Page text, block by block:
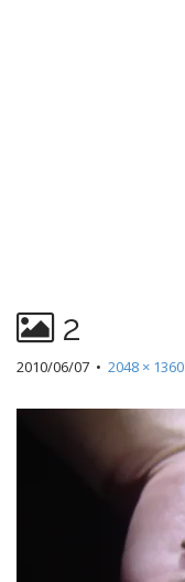
2
2010/06/07 • 2048 × 1360